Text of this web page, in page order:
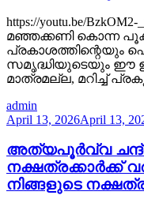
https://youtu.be/
മഞ്ഞക്കണി കൊന്ന
പ്രകാശത്തിന്റെയും
സമൃദ്ധിയുടെയും ഈ
മാത്രമല്ല, മറിച്ച്
admin
April 13, 2026April 13,
അത്യപൂർവ്വ
നക്ഷത്രക്കാർക്ക്
നിങ്ങളുടെ